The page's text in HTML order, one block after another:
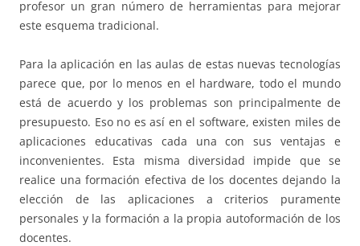
profesor un gran número de herramientas para mejorar
este esquema tradicional.
Para la aplicación en las aulas de estas nuevas tecnologías
parece que, por lo menos en el hardware, todo el mundo
está de acuerdo y los problemas son principalmente de
presupuesto. Eso no es así en el software, existen miles de
aplicaciones educativas cada una con sus ventajas e
inconvenientes. Esta misma diversidad impide que se
realice una formación efectiva de los docentes dejando la
elección de las aplicaciones a criterios puramente
personales y la formación a la propia autoformación de los
docentes.